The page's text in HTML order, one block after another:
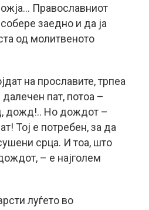
Православниот
заедно и да ја
од молитвеното
на прославите, трпеа
пат, потоа –
дожд!.. Но дождот –
Тој е потребен, за да
срца. И тоа, што
– е најголем
луѓето во